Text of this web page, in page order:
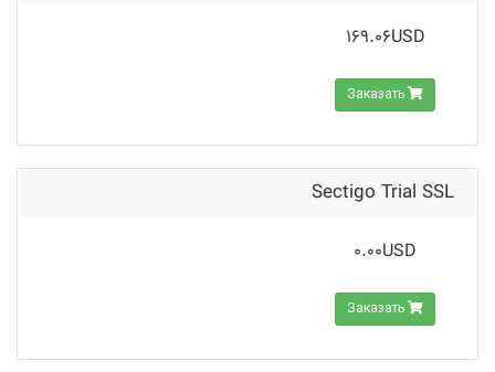
169.06USD
Заказать
Sectigo Trial SSL
0.00USD
Заказать